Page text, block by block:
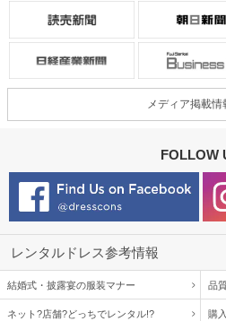
メディア掲載情
FOLLOW
レンタルドレス参考情報
結婚式・披露宴の服装マナー 品
ネット?店舗?どっちでレンタル!? 購